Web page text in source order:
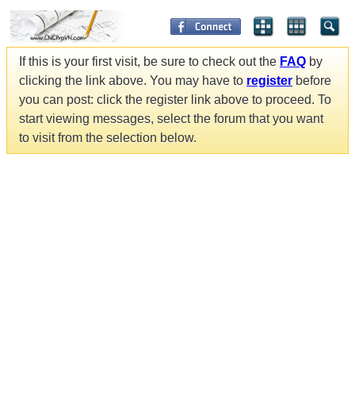
If this is your first visit, be sure to check out the FAQ by
clicking the link above. You may have to register before
you can post: click the register link above to proceed. To
start viewing messages, select the forum that you want
to visit from the selection below.